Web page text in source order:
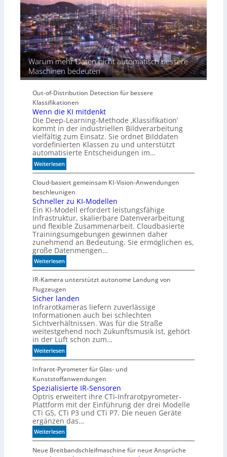
Ä
r
a
Warum mehr Daten nicht automatisch bessere
Maschinen bedeuten
Out-of-Distribution Detection für bessere
Klassifikationen
Wenn die KI mitdenkt
Die Deep-Learning-Methode ‚Klassifikation‘
kommt in der industriellen Bildverarbeitung
vielfältig zum Einsatz. Sie ordnet Bilddaten
vordefinierten Klassen zu und unterstützt
automatisierte Entscheidungen im…
Weiterlesen:
W
e
n
n
d
i
e
K
I
m
i
t
d
e
n
k
t
Cloud-basiert gemeinsam KI-Vision-Anwendungen
beschleunigen
Schneller zu KI-Modellen
Ein KI-Modell erfordert leistungsfähige
Infrastruktur, skalierbare Datenverarbeitung
und flexible Zusammenarbeit. Cloudbasierte
Trainingsumgebungen gewinnen daher
zunehmend an Bedeutung. Sie ermöglichen es,
große Datenmengen…
Weiterlesen:
S
c
h
n
e
l
l
e
r
z
u
K
I
-
M
o
d
e
l
l
e
IR-Kamera unterstützt autonome Landung von
Flugzeugen
Sicher landen
Infrarotkameras liefern zuverlässige
Informationen auch bei schlechten
Sichtverhältnissen. Was für die Straße
weitestgehend noch Zukunftsmusik ist, gehört
in der Luft schon zum…
Weiterlesen:
S
i
c
h
e
r
l
a
n
d
e
Infrarot-Pyrometer für Glas- und
Kunststoffanwendungen
Spezialisierte IR-Sensoren
Optris erweitert ihre CTi-Infrarotpyrometer-
Plattform mit der Einführung der drei Modelle
CTi G5, CTi P3 und CTi P7. Die neuen Geräte
ergänzen das…
Weiterlesen:
S
p
Neue Breitbandschleifmaschine für neue Ansprüche